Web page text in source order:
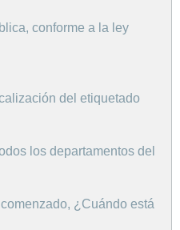
conforme a la ley
del etiquetado
los departamentos del
¿Cuándo está